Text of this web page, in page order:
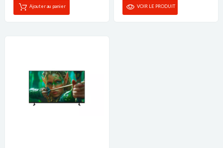
Ajouter au panier VOIR LE PRODUIT